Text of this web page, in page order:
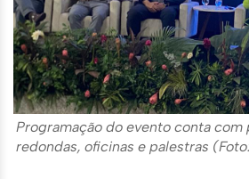
Programação do evento conta com
redondas, oficinas e palestras